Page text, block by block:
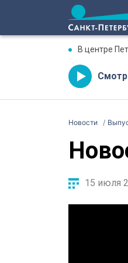
В центре
Новости
15 июля